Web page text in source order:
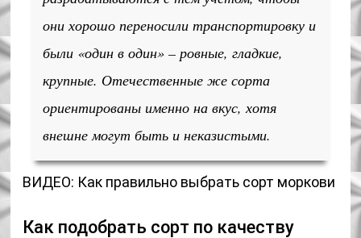
они хорошо переносили транспортировку и
были «один в один» – ровные, гладкие,
крупные. Отечественные же сорта
ориентированы именно на вкус, хотя
внешне могут быть и неказистыми.
ВИДЕО: Как правильно выбрать сорт моркови
Как подобрать сорт по качеству